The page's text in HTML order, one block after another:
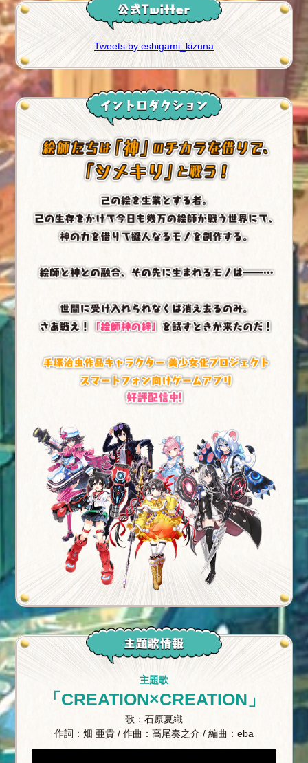
Tweets by eshigami_kizuna
主題歌
「CREATION×CREATION」
歌：石原夏織
作詞：畑 亜貴 / 作曲：高尾奏之介 / 編曲：eba